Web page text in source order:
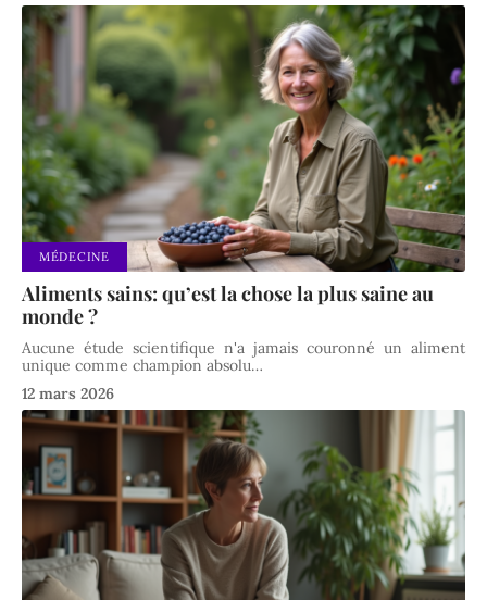
MÉDECINE
Aliments sains: qu’est la chose la plus saine au
monde ?
Aucune étude scientifique n'a jamais couronné un aliment
unique comme champion absolu…
12 mars 2026